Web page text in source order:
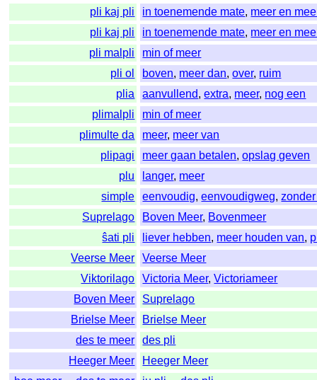
pli kaj pli in toenemende mate, meer en
pli kaj pli
in toenemende mate, meer en
pli malpli
min of meer
pli ol
boven, meer dan,over, ruim
plia
aanvullend,extra, meer, nog een
plimalpli
min of meer
plimulte da
meer, meer van
plipagi
meer gaan betalen,opslag geven
plu
langer, meer
simple
eenvoudig,eenvoudigweg,
Suprelago
Boven Meer, Bovenmeer
ŝati pli
liever hebben, meer houden van,
Veerse Meer
Veerse Meer
Viktorilago
Victoria Meer,Victoriameer
Boven Meer
Suprelago
Brielse Meer
Brielse Meer
des te meer
des pli
Heeger Meer
Heeger Meer